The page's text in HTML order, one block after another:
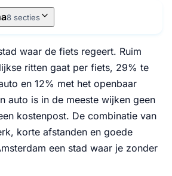
8 secties
waar de fiets regeert. Ruim
ritten gaat per fiets, 29% te
en 12% met het openbaar
auto is in de meeste wijken geen
kostenpost. De combinatie van
korte afstanden en goede
een stad waar je zonder